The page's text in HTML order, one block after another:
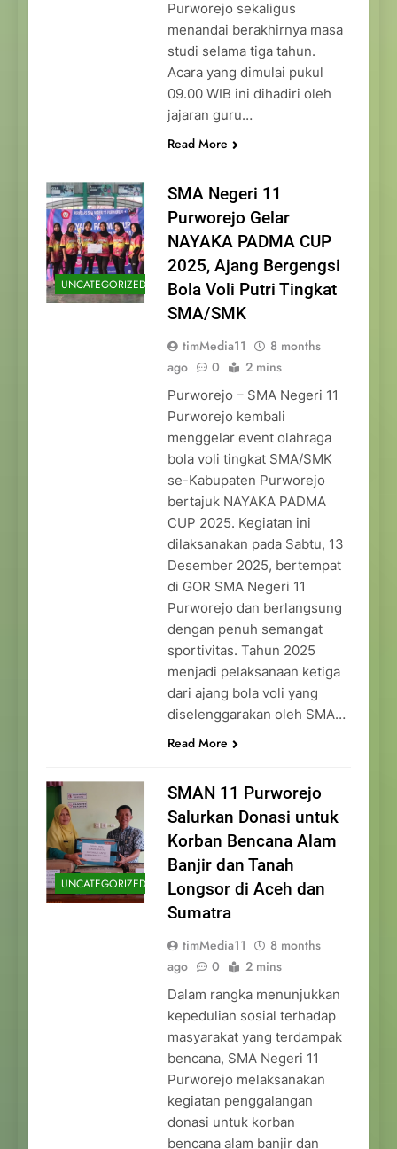
Purworejo sekaligus
menandai berakhirnya masa
studi selama tiga tahun.
Acara yang dimulai pukul
09.00 WIB ini dihadiri oleh
jajaran guru…
Read More
UNCATEGORIZED
SMA Negeri 11
Purworejo Gelar
NAYAKA PADMA CUP
2025, Ajang Bergengsi
Bola Voli Putri Tingkat
SMA/SMK
timMedia11
8 months
ago
0 2 mins
Purworejo – SMA Negeri 11
Purworejo kembali
menggelar event olahraga
bola voli tingkat SMA/SMK
se-Kabupaten Purworejo
bertajuk NAYAKA PADMA
CUP 2025. Kegiatan ini
dilaksanakan pada Sabtu, 13
Desember 2025, bertempat
di GOR SMA Negeri 11
Purworejo dan berlangsung
dengan penuh semangat
sportivitas. Tahun 2025
menjadi pelaksanaan ketiga
dari ajang bola voli yang
diselenggarakan oleh SMA…
Read More
UNCATEGORIZED
SMAN 11 Purworejo
Salurkan Donasi untuk
Korban Bencana Alam
Banjir dan Tanah
Longsor di Aceh dan
Sumatra
timMedia11
8 months
ago
0 2 mins
Dalam rangka menunjukkan
kepedulian sosial terhadap
masyarakat yang terdampak
bencana, SMA Negeri 11
Purworejo melaksanakan
kegiatan penggalangan
donasi untuk korban
bencana alam banjir dan